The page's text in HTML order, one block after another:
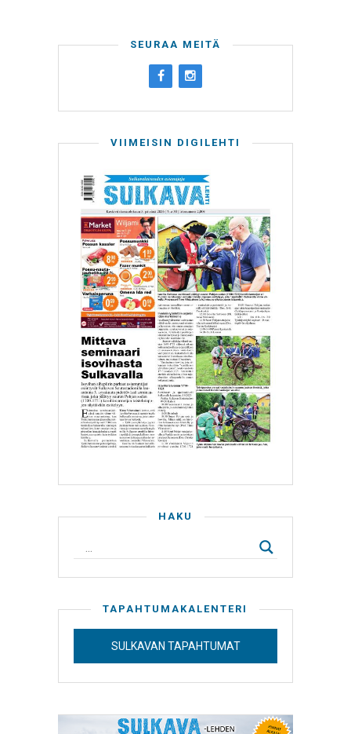
SEURAA MEITÄ
VIIMEISIN DIGILEHTI
HAKU
TAPAHTUMAKALENTERI
SULKAVAN TAPAHTUMAT